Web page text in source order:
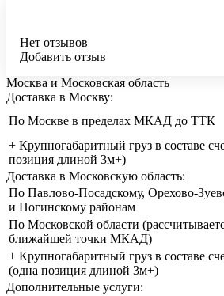
Нет отзывов
Добавить отзыв
Москва и Московская область
Доставка в Москву:
По Москве в пределах МКАД до ТТК
+ Крупногабаритный груз в составе
позиция длиной 3м+)
Доставка в Московскую область:
По Павлово-Посадскому, Орехово-
и Ногинскому районам
По Московской области
ближайшей точки МКАД)
+ Крупногабаритный груз в составе
(одна позиция длиной 3м+)
Дополнительные услуги: